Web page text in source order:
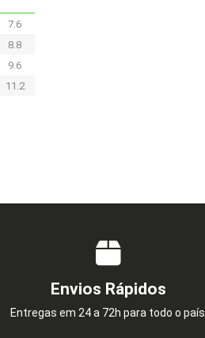
7.6
8.8
9.6
11.2
Envios Rápidos
Entregas em 24 a 72h para todo o país.